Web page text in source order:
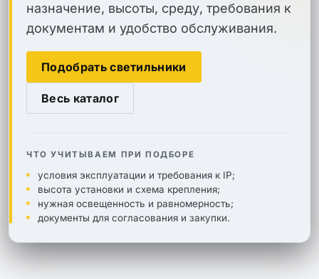
назначение, высоты, среду, требования к
документам и удобство обслуживания.
Подобрать светильники
Весь каталог
ЧТО УЧИТЫВАЕМ ПРИ ПОДБОРЕ
условия эксплуатации и требования к IP;
высота установки и схема крепления;
нужная освещенность и равномерность;
документы для согласования и закупки.